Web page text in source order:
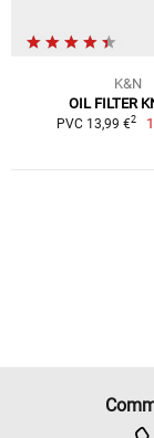
K&N
OIL FILTER
PVC 13,99 €2